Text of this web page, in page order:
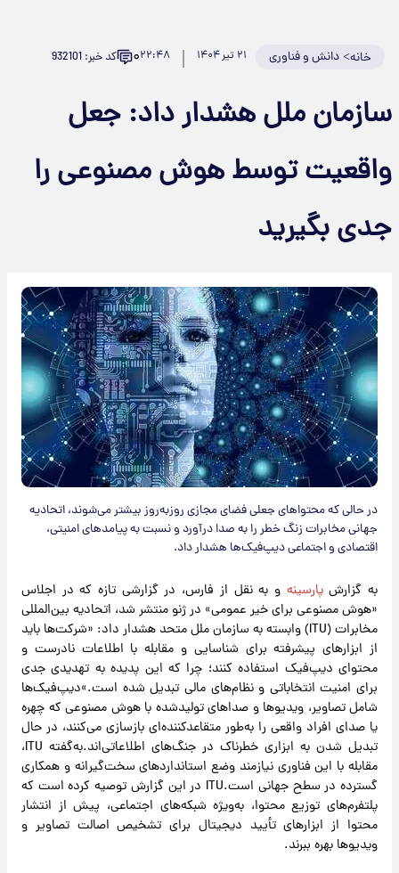
خانه>دانش و فناوری ۲۲:۴۸۰ کد خبر: 932101
ملل هشدار داد: جعل
توسط هوش مصنوعی را
بگیرید
در حالی که محتواهای جعلی فضای مجازی روزبه‌روز بیشتر می‌شوند، اتحادیه
جهانی مخابرات زنگ خطر را به صدا درآورد و نسبت به پیامدهای امنیتی،
اقتصادی و اجتماعی دیپ‌فیک‌ها هشدار داد.
به گزارشپارسینهو به نقل از فارس، در گزارشی تازه که در اجلاس
«هوش مصنوعی برای خیر عمومی» در ژنو منتشر شد، اتحادیه بین‌المللی
مخابرات (ITU) وابسته به سازمان ملل متحد هشدار داد: «شرکت‌ها باید
از ابزارهای پیشرفته برای شناسایی و مقابله با اطلاعات نادرست و
محتوای دیپ‌فیک استفاده کنند؛ چرا که این پدیده به تهدیدی جدی
برای امنیت انتخاباتی و نظام‌های مالی تبدیل شده است.»دیپ‌فیک‌ها
شامل تصاویر، ویدیوها و صداهای تولیدشده با هوش مصنوعی که چهره
یا صدای افراد واقعی را به‌طور متقاعدکننده‌ای بازسازی می‌کنند، در حال
تبدیل شدن به ابزاری خطرناک در جنگ‌های اطلاعاتی‌اند.به‌گفته ITU،
مقابله با این فناوری نیازمند وضع استانداردهای سخت‌گیرانه و همکاری
گسترده در سطح جهانی است.ITU در این گزارش توصیه کرده است که
پلتفرم‌های توزیع محتوا، به‌ویژه شبکه‌های اجتماعی، پیش از انتشار
محتوا از ابزارهای تأیید دیجیتال برای تشخیص اصالت تصاویر و
ویدیوها بهره ببرند.